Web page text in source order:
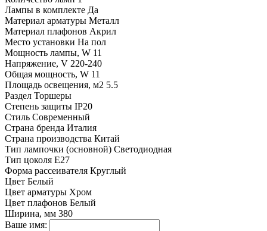
Лампы в комплекте Да
Материал арматуры Металл
Материал плафонов Акрил
Место установки На пол
Мощность лампы, W 11
Напряжение, V 220-240
Общая мощность, W 11
Площадь освещения, м2 5.5
Раздел Торшеры
Степень защиты IP20
Стиль Современный
Страна бренда Италия
Страна производства Китай
Тип лампочки (основной) Светодиодная
Тип цоколя E27
Форма рассеивателя Круглый
Цвет Белый
Цвет арматуры Хром
Цвет плафонов Белый
Ширина, мм 380
Ваше имя: